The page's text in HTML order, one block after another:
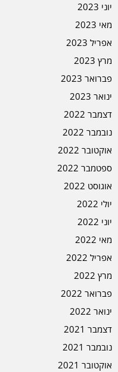
יוני 2023
מאי 2023
אפריל 2023
מרץ 2023
פברואר 2023
ינואר 2023
דצמבר 2022
נובמבר 2022
אוקטובר 2022
ספטמבר 2022
אוגוסט 2022
יולי 2022
יוני 2022
מאי 2022
אפריל 2022
מרץ 2022
פברואר 2022
ינואר 2022
דצמבר 2021
נובמבר 2021
אוקטובר 2021